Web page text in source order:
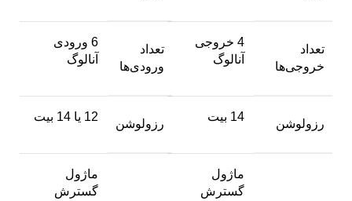
تعداد
خروجی‌ها
4 خروجی
آنالوگ
رزولوشن
14 بیت
ماژول
گسترش
تعداد
ورودی‌ها
6 ورودی
آنالوگ
رزولوشن
12 یا 14 بیت
ماژول
گسترش